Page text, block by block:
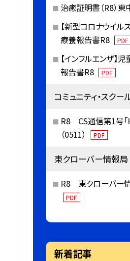
治癒証明書（R8）東
【新型コロナウイル
療養報告書R8
PDF
【インフルエンザ】
報告書R8
PDF
コミュニティ・スクー
R8 CS通信第1号「
（0511）
PDF
東クローバー情報局
R8 東クローバー
PDF
新着記事